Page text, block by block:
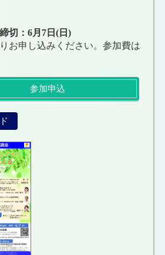
切：6月7日(日)
お申し込みください。参加費は
参加申込